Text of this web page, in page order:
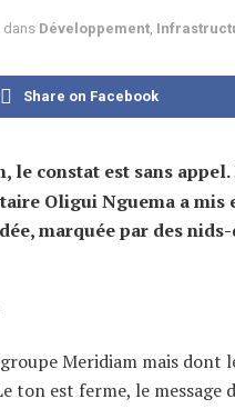
dans Développement
Share on Facebook
constat est sans
Oligui Nguema a
marquée par des
Meridiam mais
ton est ferme, le